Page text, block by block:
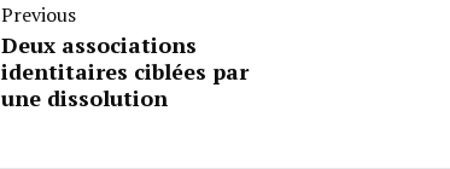
Previous
Deux associations
identitaires ciblées par
une dissolution